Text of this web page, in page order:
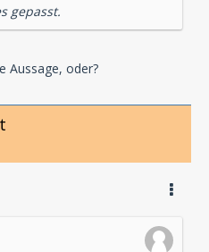
gepasst.
Aussage, oder?